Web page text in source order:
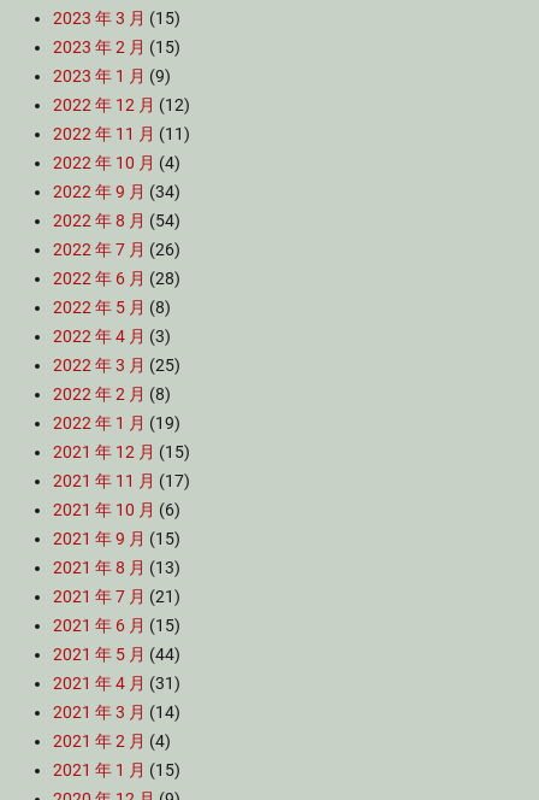
2023 年 3 月 (15)
2023 年 2 月 (15)
2023 年 1 月 (9)
2022 年 12 月 (12)
2022 年 11 月 (11)
2022 年 10 月 (4)
2022 年 9 月 (34)
2022 年 8 月 (54)
2022 年 7 月 (26)
2022 年 6 月 (28)
2022 年 5 月 (8)
2022 年 4 月 (3)
2022 年 3 月 (25)
2022 年 2 月 (8)
2022 年 1 月 (19)
2021 年 12 月 (15)
2021 年 11 月 (17)
2021 年 10 月 (6)
2021 年 9 月 (15)
2021 年 8 月 (13)
2021 年 7 月 (21)
2021 年 6 月 (15)
2021 年 5 月 (44)
2021 年 4 月 (31)
2021 年 3 月 (14)
2021 年 2 月 (4)
2021 年 1 月 (15)